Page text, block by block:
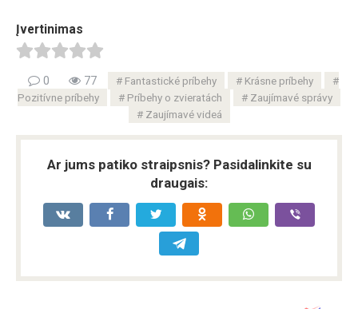
Įvertinimas
0 77 Fantastické príbehy
Krásne príbehy
Pozitívne príbehy
Príbehy o zvieratách
Zaujímavé správy
Zaujímavé videá
Ar jums patiko straipsnis? Pasidalinkite su
draugais: